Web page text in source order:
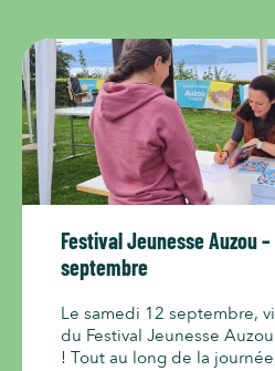
Festival Jeunesse Auzou
septembre
Le samedi 12 septembre,
du Festival Jeunesse
! Tout au long de la